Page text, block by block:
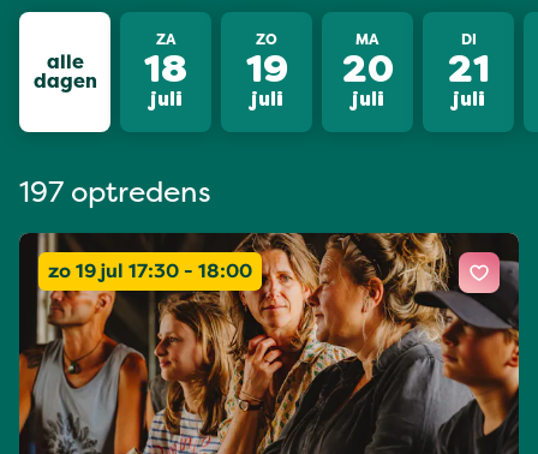
alle
dagen
ZA
18
juli
ZO
19
juli
MA
20
juli
DI
21
juli
197 optredens
zo 19 jul 17:30 - 18:00